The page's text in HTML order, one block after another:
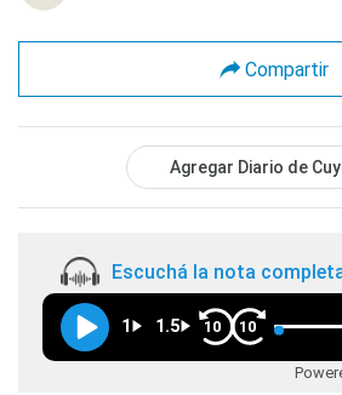
Compartir
Agregar Diario de
Escuchá la nota
1 1.5 10 10